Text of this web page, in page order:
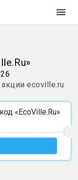
»
ecoville.ru
«EcoVille.Ru»